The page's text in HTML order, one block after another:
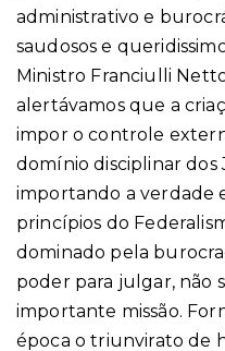
administrativo e
saudosos e
Ministro Franciulli
alertávamos que a
impor o controle
domínio disciplinar dos
importando a verdade
princípios do
dominado pela
poder para julgar, não
importante missão.
época o triunvirato de